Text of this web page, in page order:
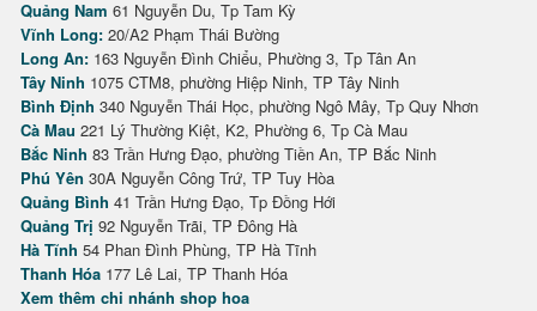
Quảng Nam 61 Nguyễn Du, Tp Tam Kỳ
Vĩnh Long: 20/A2 Phạm Thái Bường
Long An: 163 Nguyễn Đình Chiểu, Phường 3, Tp Tân An
Tây Ninh 1075 CTM8, phường Hiệp Ninh, TP Tây Ninh
Bình Định 340 Nguyễn Thái Học, phường Ngô Mây, Tp Quy Nhơn
Cà Mau 221 Lý Thường Kiệt, K2, Phường 6, Tp Cà Mau
Bắc Ninh 83 Trần Hưng Đạo, phường Tiền An, TP Bắc Ninh
Phú Yên 30A Nguyễn Công Trứ, TP Tuy Hòa
Quảng Bình 41 Trần Hưng Đạo, Tp Đồng Hới
Quảng Trị 92 Nguyễn Trãi, TP Đông Hà
Hà Tĩnh 54 Phan Đình Phùng, TP Hà Tĩnh
Thanh Hóa 177 Lê Lai, TP Thanh Hóa
Xem thêm chi nhánh shop hoa